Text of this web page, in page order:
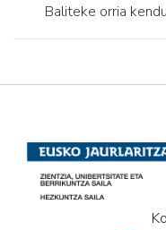
Baliteke orria